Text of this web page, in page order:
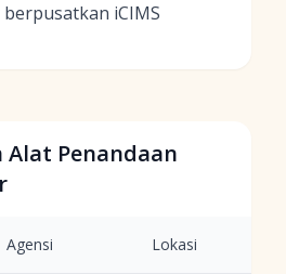
iCIMS
Penandaan
Agensi Lokasi